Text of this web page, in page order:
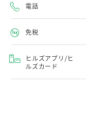
電話
免税
ヒルズアプリ/ヒ
ルズカード